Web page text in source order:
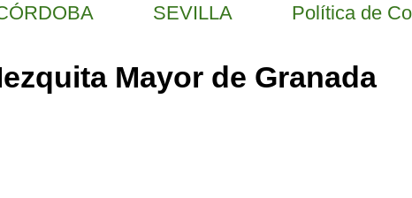
SEVILLA Política de
Mayor de Granada